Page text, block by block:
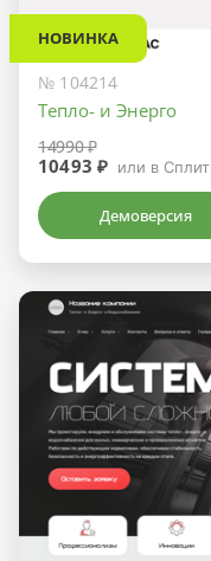
НОВИНКА
№ 104214
Тепло- и Энерго
14990 ₽
10493 ₽ или в Сплит
Демоверсия